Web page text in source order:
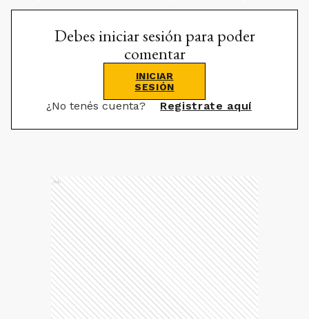
Debes iniciar sesión para poder
comentar
INICIAR
SESIÓN
¿No tenés cuenta? Registrate aquí
Ads